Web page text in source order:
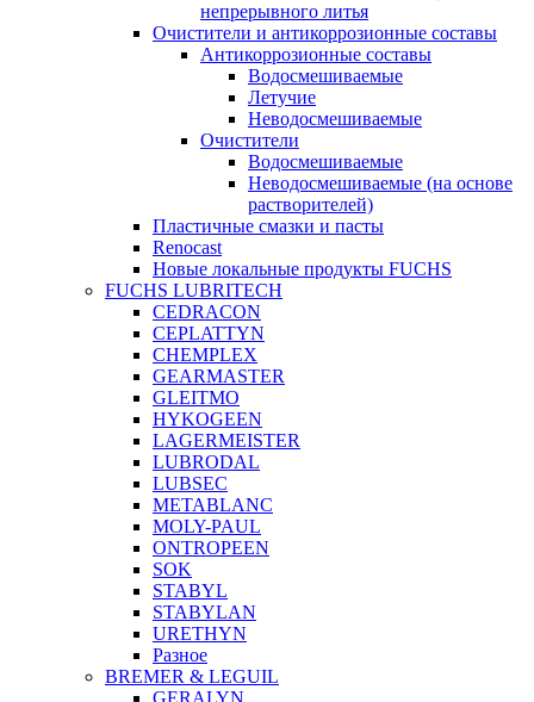
непрерывного литья
Очистители и антикоррозионные составы
Антикоррозионные составы
Водосмешиваемые
Летучие
Неводосмешиваемые
Очистители
Водосмешиваемые
Неводосмешиваемые (на основе
растворителей)
Пластичные смазки и пасты
Renocast
Новые локальные продукты FUCHS
FUCHS LUBRITECH
CEDRACON
CEPLATTYN
CHEMPLEX
GEARMASTER
GLEITMO
HYKOGEEN
LAGERMEISTER
LUBRODAL
LUBSEC
METABLANC
MOLY-PAUL
ONTROPEEN
SOK
STABYL
STABYLAN
URETHYN
Разное
BREMER & LEGUIL
GERALYN